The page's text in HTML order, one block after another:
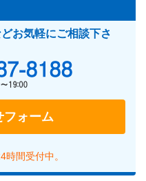
お気軽にご相談下さ
フォーム
間受付中。